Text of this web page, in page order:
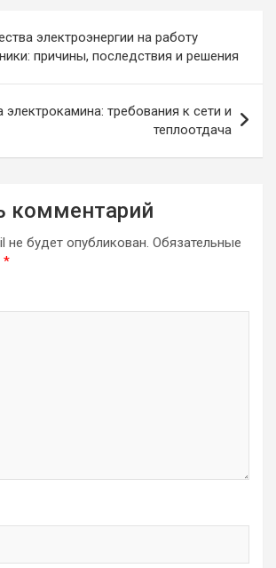
электроэнергии на работу
причины, последствия и решения
электрокамина: требования к сети и
теплоотдача
комментарий
не будет опубликован. Обязательные
*